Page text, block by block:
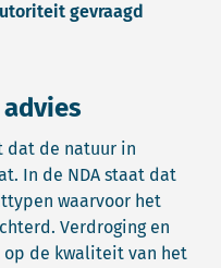
gevraagd
dat de natuur in
In de NDA staat dat
waarvoor het
Verdroging en
de kwaliteit van het